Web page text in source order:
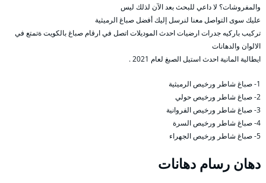
والمفروشات؟ لا داعي للبحث بعد الآن لذلك ليس
عليك سوى التواصل معنا لنرسل إليك أفضل صباغ الرميثية
تركيب باركيه جدرات ارضيات احدث الموديلات اتصل في ارقام صباغ بالكويت ةتمتع في
الالوان والدهانات
ايطالية المانية احدث استيل الصبغ لعام 2021 .
1- صباغ شاطر ورخيص الرميثية
2- صباغ شاطر ورخيص حولي
3- صباغ شاطر ورخيص الفروانية
4- صباغ شاطر ورخيص السرة
5- صباغ شاطر ورخيص الجهراء
دهان رسام دهانات